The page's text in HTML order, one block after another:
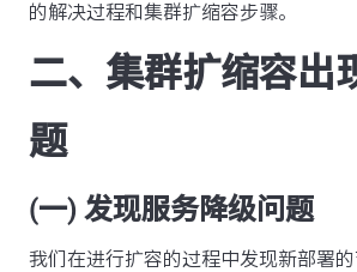
的解决过程和集群扩缩容步骤。
二、集群扩缩容出
题
(一) 发现服务降级问题
我们在进行扩容的过程中发现新部署